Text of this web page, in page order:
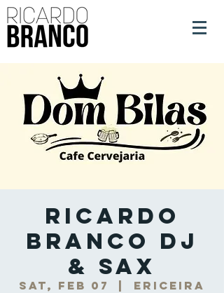
Ricardo
Branco DJ
& Sax
Sat, Feb 07 Ericeira